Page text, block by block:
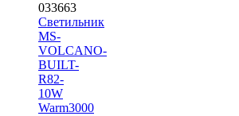
033663
Светильник
MS-
VOLCANO-
BUILT-
R82-
10W
Warm3000